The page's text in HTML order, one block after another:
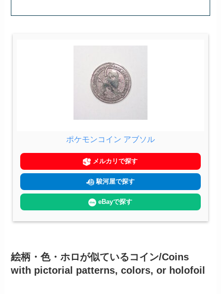
ポケモンコイン アブソル
メルカリで探す
駿河屋で探す
eBayで探す
絵柄・色・ホロが似ているコイン/Coins
with pictorial patterns, colors, or holofoil